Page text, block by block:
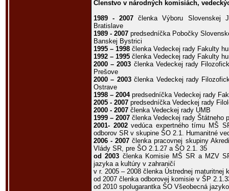
Členstvo v národných komisiách,
1989 - 2007 členka Výboru Slovenskej
Bratislave
1989 - 2007 predsedníčka Pobočky
Banskej Bystrici
1995 – 1998 členka Vedeckej rady Fakulty
1992 – 1995 členka Vedeckej rady Fakulty
2000 – 2003 členka Vedeckej rady
Prešove
2000 – 2003členka Vedeckej rady
Ostrave
1998 – 2004predsedníčka Vedeckej rady
2005 - 2007 predsedníčka Vedeckej rady
2000 - 2007 členka Vedeckej rady UMB
1999 – 2007 členka Vedeckej rady Štátneho
2001- 2002vedúca expertného tímu MŠ
odborov SR v skupine ŠO 2.1. Humanitné
2006 - 2007 členka pracovnej skupiny
Vlády SR, pre ŠO 2.1.27 a ŠO 2.1. 35
od 2003 členka Komisie MŠ SR a MZV
jazyka a kultúry v zahraničí
v r. 2005 – 2008 členka Ústrednej maturitnej
od 2007 členka odborovej komisie v ŠP
od 2010 spolugarantka ŠO Všeobecná